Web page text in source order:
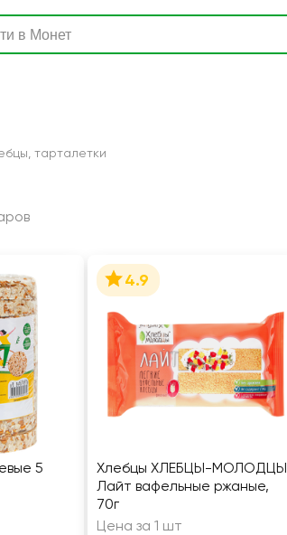
тарталетки
5
4.9
Хлебцы ХЛЕБЦЫ-МОЛОДЦЫ
Лайт вафельные ржаные,
70г
Цена за 1 шт